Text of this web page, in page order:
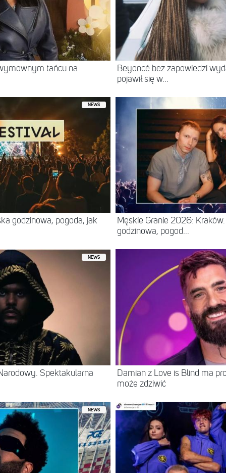
tańcu na
Beyoncé bez zapowiedzi
pojawił się w...
NEWS
godzinowa, pogoda, jak
Męskie Granie 2026:
godzinowa, pogod...
NEWS
Spektakularna
Damian z Love is Blind ma
może zdziwić
NEWS